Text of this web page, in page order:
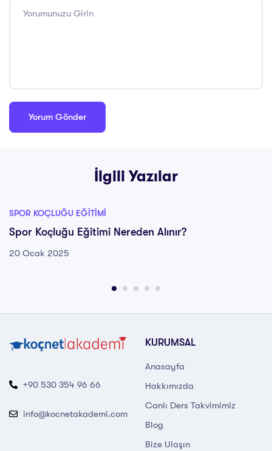
İlgili Yazılar
SPOR KOÇLUĞU EĞITIMI
Spor Koçluğu Eğitimi Nereden Alınır?
20 Ocak 2025
+90 530 354 96 66
info@kocnetakademi.com
KURUMSAL
Anasayfa
Hakkımızda
Canlı Ders Takvimimiz
Blog
Bize Ulaşın